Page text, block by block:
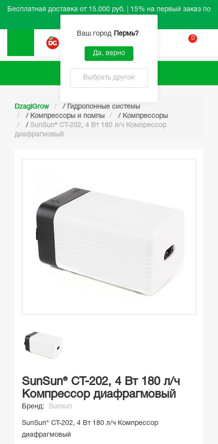
Бесплатная доставка от 15.000 руб. | 15% на первый заказ по
Ваш город Пермь?
Да, верно
Выбрать другой
0
Каталог
DzagiGrow / Гидропонные системы
/ Компрессоры и помпы / Компрессоры
/ SunSun® CT-202, 4 Вт 180 л/ч Компрессор
диафрагмовый
SunSun® CT-202, 4 Вт 180 л/ч
Компрессор диафрагмовый
Бренд: Sunsun
SunSun® CT-202, 4 Вт 180 л/ч Компрессор
диафрагмовый